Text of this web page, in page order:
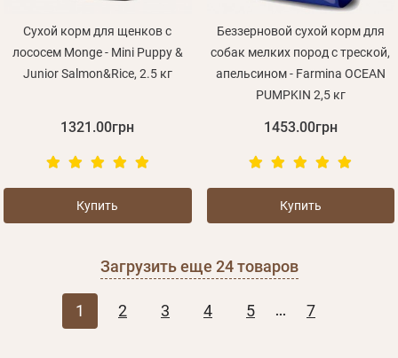
Сухой корм для щенков с
лососем Monge - Mini Puppy &
Junior Salmon&Rice, 2.5 кг
1321.00грн
Купить
Беззерновой сухой корм для
собак мелких пород с треской,
апельсином - Farmina OCEAN
PUMPKIN 2,5 кг
1453.00грн
Купить
Загрузить еще 24товаров
1 2 3 4 5 ... 7